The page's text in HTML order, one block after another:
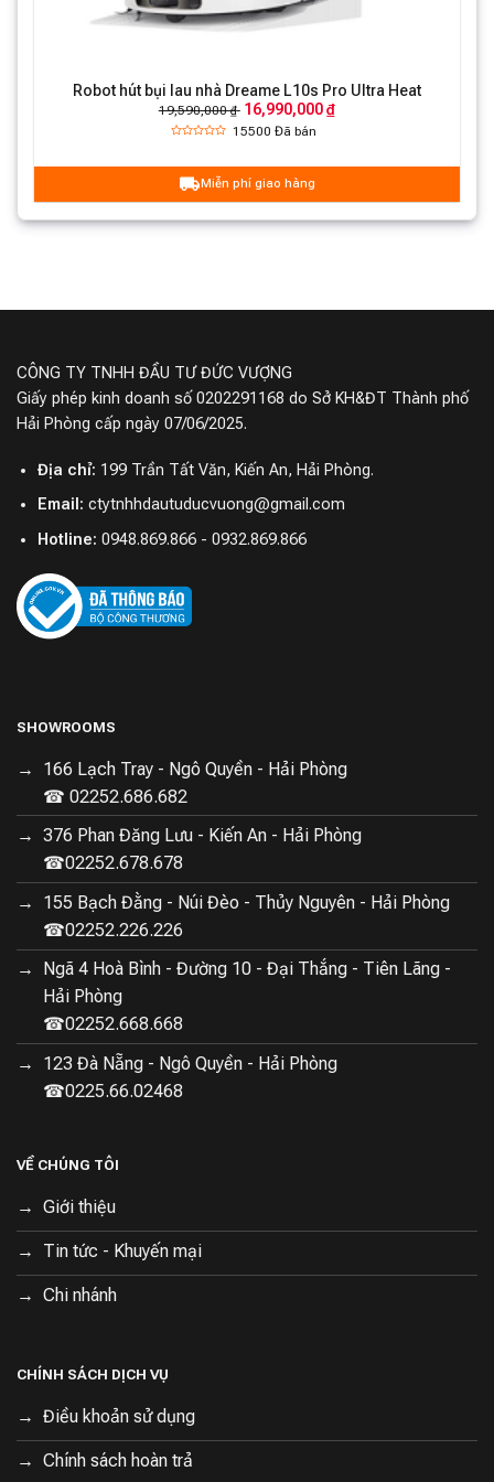
Robot hút bụi lau nhà Dreame L10s Pro Ultra Heat
19,590,000 ₫ 16,990,000 ₫
15500Đã bán
Miễn phí giao hàng
CÔNG TY TNHH ĐẦU TƯ ĐỨC VƯỢNG
Giấy phép kinh doanh số 0202291168 do Sở KH&ĐT Thành phố
Hải Phòng cấp ngày 07/06/2025.
Địa chỉ: 199 Trần Tất Văn, Kiến An, Hải Phòng.
Email: ctytnhhdautuducvuong@gmail.com
Hotline: 0948.869.866 - 0932.869.866
SHOWROOMS
166 Lạch Tray - Ngô Quyền - Hải Phòng
☎ 02252.686.682
376 Phan Đăng Lưu - Kiến An - Hải Phòng
☎02252.678.678
155 Bạch Đằng - Núi Đèo - Thủy Nguyên - Hải Phòng
☎02252.226.226
Ngã 4 Hoà Bình - Đường 10 - Đại Thắng - Tiên Lãng -
Hải Phòng
☎02252.668.668
123 Đà Nẵng - Ngô Quyền - Hải Phòng
☎0225.66.02468
VỀ CHÚNG TÔI
Giới thiệu
Tin tức - Khuyến mại
Chi nhánh
CHÍNH SÁCH DỊCH VỤ
Điều khoản sử dụng
Chính sách hoàn trả